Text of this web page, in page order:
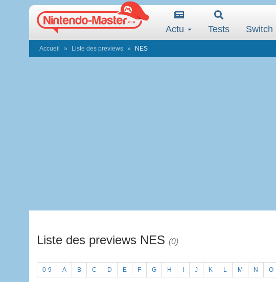
Actu Tests Switch
Accueil Liste des previews NES
Liste des previews NES (0)
0-9 A B C D E F G H J K L M N O